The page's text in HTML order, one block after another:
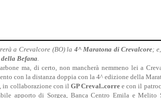
a Crevalcore (BO) la 4^ Maratona di Crevalcore;
Befana.
ma, di certo, non mancherà nemmeno lei a
con la distanza doppia con la 4^ edizione della
, in collaborazione con il GP Creval..corre e con il
apporto di Sorgea, Banca Centro Emila e Melito